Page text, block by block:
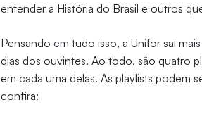
entender a História do Brasil e outros
Pensando em tudo isso, a Unifor sai
dias dos ouvintes. Ao todo, são quatro
em cada uma delas. As playlists podem
confira: